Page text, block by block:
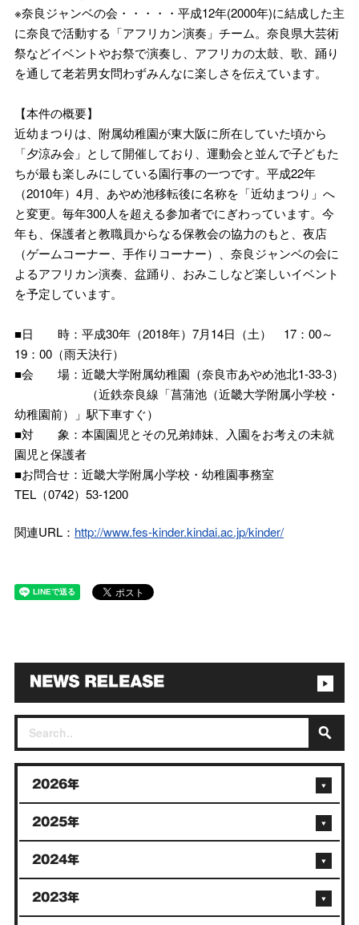
※奈良ジャンベの会・・・・・平成12年(2000年)に結成した主
に奈良で活動する「アフリカン演奏」チーム。奈良県大芸術
祭などイベントやお祭で演奏し、アフリカの太鼓、歌、踊り
を通して老若男女問わずみんなに楽しさを伝えています。
【本件の概要】
近幼まつりは、附属幼稚園が東大阪に所在していた頃から
「夕涼み会」として開催しており、運動会と並んで子どもた
ちが最も楽しみにしている園行事の一つです。平成22年
（2010年）4月、あやめ池移転後に名称を「近幼まつり」へ
と変更。毎年300人を超える参加者でにぎわっています。今
年も、保護者と教職員からなる保教会の協力のもと、夜店
（ゲームコーナー、手作りコーナー）、奈良ジャンベの会に
よるアフリカン演奏、盆踊り、おみこしなど楽しいイベント
を予定しています。
■日 時：平成30年（2018年）7月14日（土） 17：00～
19：00（雨天決行）
■会 場：近畿大学附属幼稚園（奈良市あやめ池北1-33-3）
（近鉄奈良線「菖蒲池（近畿大学附属小学校・
幼稚園前）」駅下車すぐ）
■対 象：本園園児とその兄弟姉妹、入園をお考えの未就
園児と保護者
■お問合せ：近畿大学附属小学校・幼稚園事務室
TEL（0742）53-1200
関連URL： http://www.fes-kinder.kindai.ac.jp/kinder/
2026年
2025年
2024年
2023年